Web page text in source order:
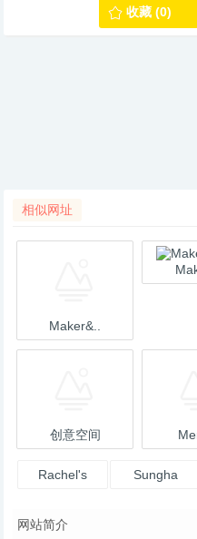
收藏 (0)
相似网址
Maker&..
创意空间
Rachel's
Sungha
网站简介